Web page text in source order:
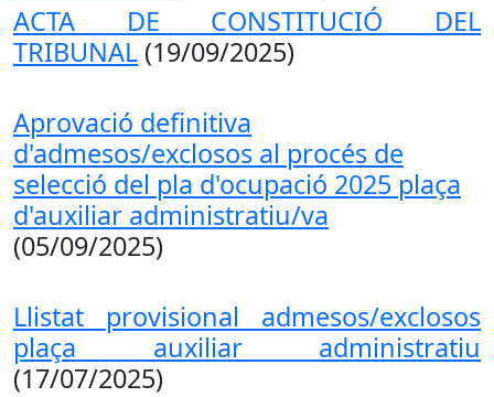
ACTA DE CONSTITUCIÓ DEL
TRIBUNAL (19/09/2025)
Aprovació definitiva
d'admesos/exclosos al procés de
selecció del pla d'ocupació 2025 plaça
d'auxiliar administratiu/va
(05/09/2025)
Llistat provisional admesos/exclosos
plaça auxiliar administratiu
(17/07/2025)